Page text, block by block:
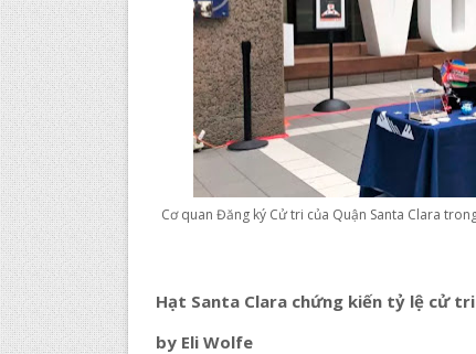
Cơ quan Đăng ký Cử tri của Quận Santa Clara
Hạt Santa Clara chứng kiến ​​tỷ lệ cử
by Eli Wolfe